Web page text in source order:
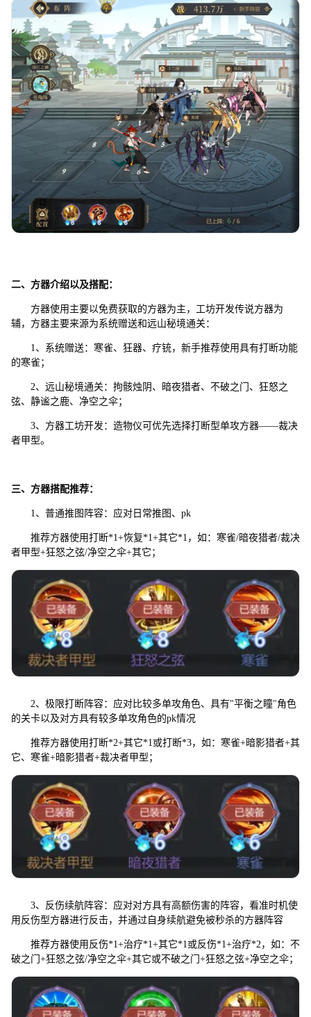
二、方器介绍以及搭配：
方器使用主要以免费获取的方器为主，工坊开发传说方器为
辅，方器主要来源为系统赠送和远山秘境通关：
1、系统赠送：寒雀、狂器、疗铳，新手推荐使用具有打断功能
的寒雀；
2、远山秘境通关：拘骸烛阴、暗夜猎者、不破之门、狂怒之
弦、静谧之鹿、净空之伞；
3、方器工坊开发：造物仪可优先选择打断型单攻方器——裁决
者甲型。
三、方器搭配推荐：
1、普通推图阵容：应对日常推图、pk
推荐方器使用打断*1+恢复*1+其它*1，如：寒雀/暗夜猎者/裁决
者甲型+狂怒之弦/净空之伞+其它；
2、极限打断阵容：应对比较多单攻角色、具有"平衡之瞳"角色
的关卡以及对方具有较多单攻角色的pk情况
推荐方器使用打断*2+其它*1或打断*3，如：寒雀+暗影猎者+其
它、寒雀+暗影猎者+裁决者甲型；
3、反伤续航阵容：应对对方具有高额伤害的阵容，看准时机使
用反伤型方器进行反击，并通过自身续航避免被秒杀的方器阵容
推荐方器使用反伤*1+治疗*1+其它*1或反伤*1+治疗*2，如：不
破之门+狂怒之弦/净空之伞+其它或不破之门+狂怒之弦+净空之伞；